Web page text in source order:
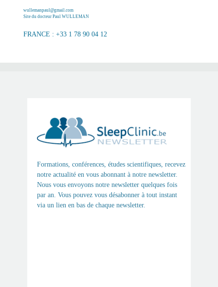
wullemanpaul@gmail.com
Site du docteur Paul WULLEMAN
FRANCE : +33 1 78 90 04 12
Formations, conférences, études scientifiques, recevez
notre actualité en vous abonnant à notre newsletter.
Nous vous envoyons notre newsletter quelques fois
par an. Vous pouvez vous désabonner à tout instant
via un lien en bas de chaque newsletter.